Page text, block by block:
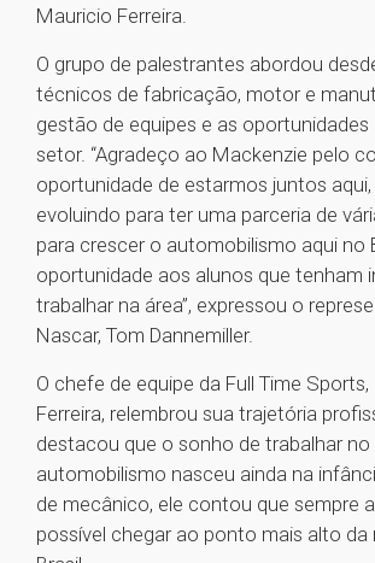
Mauricio Ferreira.
O grupo de palestrantes abordou
técnicos de fabricação, motor e
gestão de equipes e as oportunidades
setor. “Agradeço ao Mackenzie pelo
oportunidade de estarmos juntos
evoluindo para ter uma parceria de
para crescer o automobilismo aqui no
oportunidade aos alunos que tenham
trabalhar na área”, expressou o
Nascar, Tom Dannemiller.
O chefe de equipe da Full Time
Ferreira, relembrou sua trajetória
destacou que o sonho de trabalhar no
automobilismo nasceu ainda na
de mecânico, ele contou que sempre
possível chegar ao ponto mais alto da